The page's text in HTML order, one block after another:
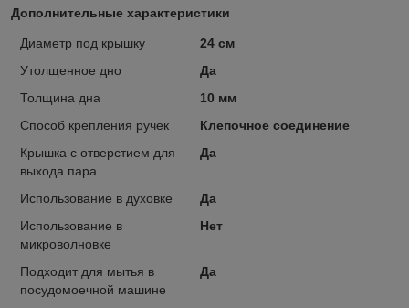
Дополнительные характеристики
Диаметр под крышку
24 см
Утолщенное дно
Да
Толщина дна
10 мм
Способ крепления ручек
Клепочное соединение
Крышка с отверстием для
выхода пара
Да
Использование в духовке
Да
Использование в
микроволновке
Нет
Подходит для мытья в
посудомоечной машине
Да